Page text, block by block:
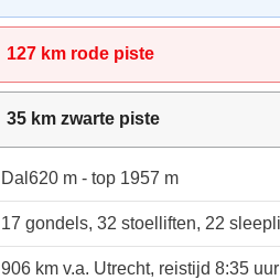
127 km rode piste
35 km zwarte piste
Dal620 m - top 1957 m
17 gondels, 32 stoelliften, 22
906 km v.a. Utrecht, reistijd 8:35 uur